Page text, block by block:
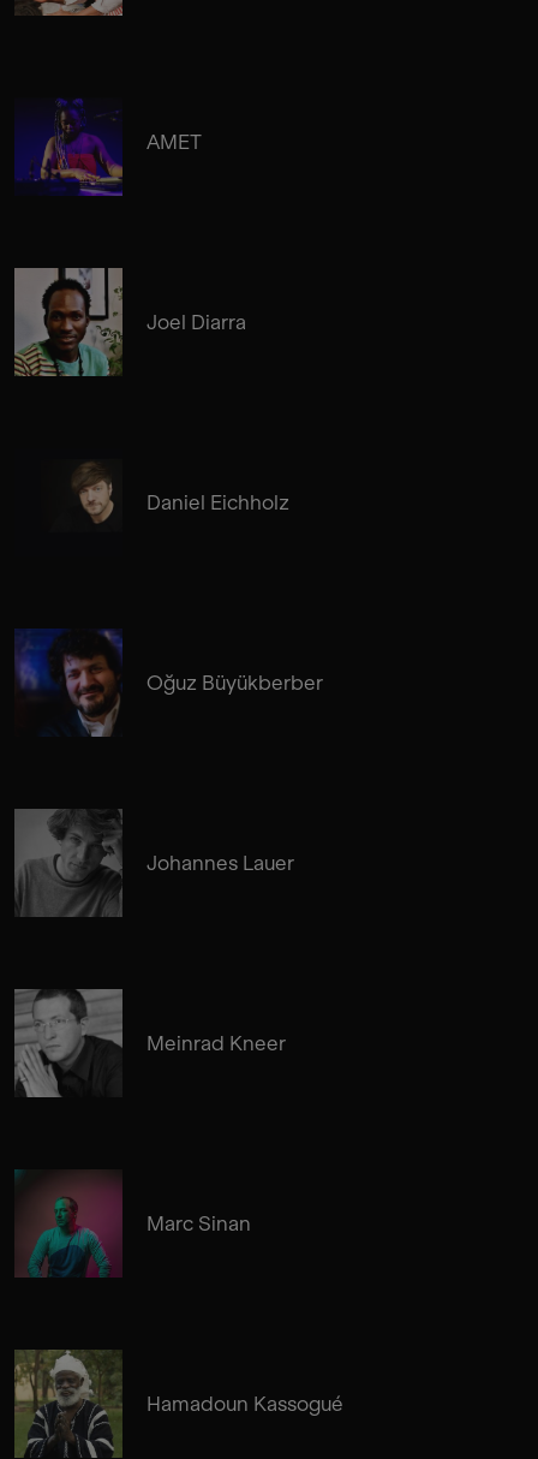
AMET
Joel Diarra
Daniel Eichholz
Oğuz Büyükberber
Johannes Lauer
Meinrad Kneer
Marc Sinan
Hamadoun Kassogué